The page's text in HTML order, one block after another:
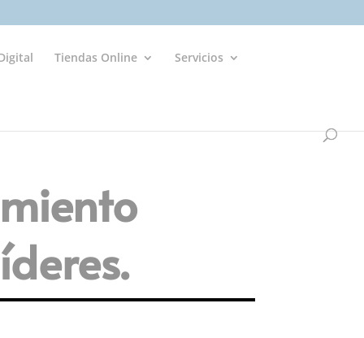
Tiendas Online Servicios